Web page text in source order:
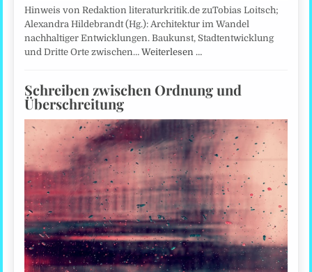
Hinweis von Redaktion literaturkritik.de zuTobias Loitsch;
Alexandra Hildebrandt (Hg.): Architektur im Wandel
nachhaltiger Entwicklungen. Baukunst, Stadtentwicklung
und Dritte Orte zwischen…Weiterlesen …
Schreiben zwischen Ordnung und
Überschreitung